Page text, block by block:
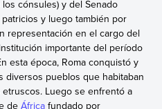
cónsules) y del Senado
y luego también por
representación en el cargo del
importante del período
esta época, Roma conquistó y
diversos pueblos que habitaban
Luego se enfrentó a
deÁfrica fundado por